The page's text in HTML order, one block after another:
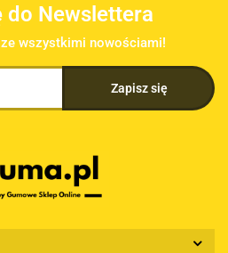
do Newslettera
wszystkimi nowościami!